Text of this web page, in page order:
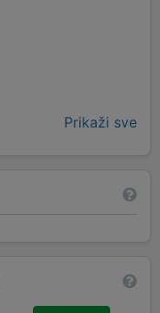
Prikaži sve